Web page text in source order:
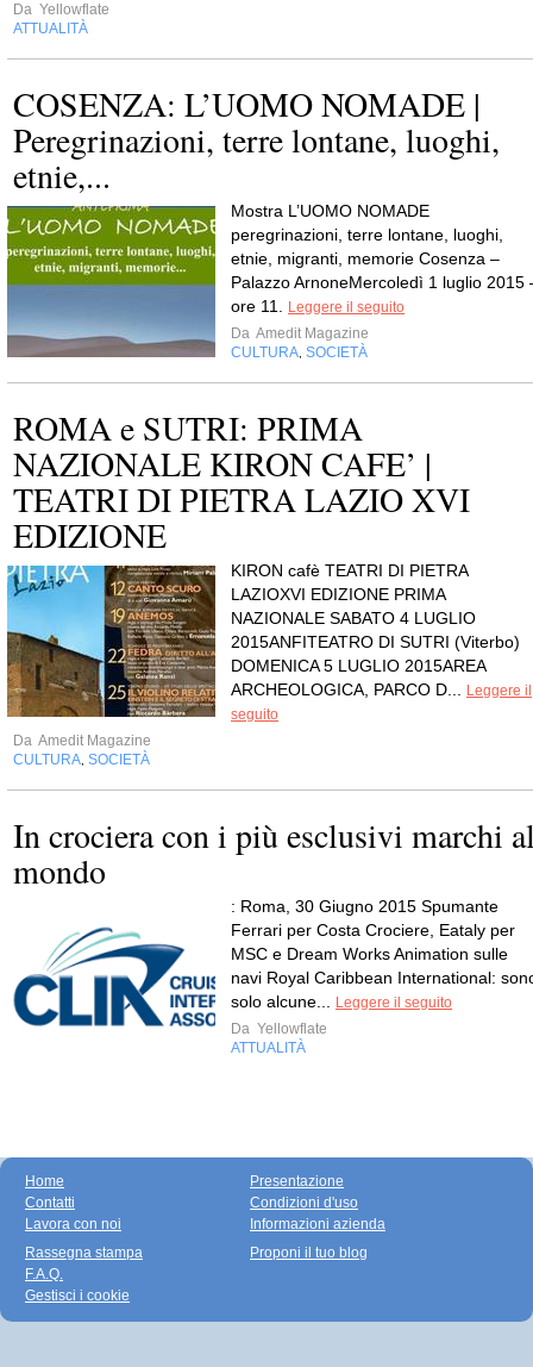
Da Yellowflate
ATTUALITÀ
COSENZA: L’UOMO NOMADE |
Peregrinazioni, terre lontane, luoghi,
etnie,...
Mostra L’UOMO NOMADE
peregrinazioni, terre lontane, luoghi,
etnie, migranti, memorie Cosenza –
Palazzo ArnoneMercoledì 1 luglio 2015
ore 11.
Leggere il seguito
Da Amedit Magazine
CULTURA SOCIETÀ
ROMA e SUTRI: PRIMA
NAZIONALE KIRON CAFE’ |
TEATRI DI PIETRA LAZIO XVI
EDIZIONE
KIRON cafè TEATRI DI PIETRA
LAZIOXVI EDIZIONE PRIMA
NAZIONALE SABATO 4 LUGLIO
2015ANFITEATRO DI SUTRI (Viterbo)
DOMENICA 5 LUGLIO 2015AREA
ARCHEOLOGICA, PARCO D...
Leggere il
seguito
Da Amedit Magazine
CULTURA SOCIETÀ
In crociera con i più esclusivi marchi
mondo
: Roma, 30 Giugno 2015 Spumante
Ferrari per Costa Crociere, Eataly per
MSC e Dream Works Animation sulle
navi Royal Caribbean International:
solo alcune...
Leggere il seguito
Da Yellowflate
ATTUALITÀ
Home
Contatti
Lavora con noi
Presentazione
Condizioni d'uso
Informazioni azienda
Rassegna stampa
F.A.Q.
Gestisci i cookie
Proponi il tuo blog